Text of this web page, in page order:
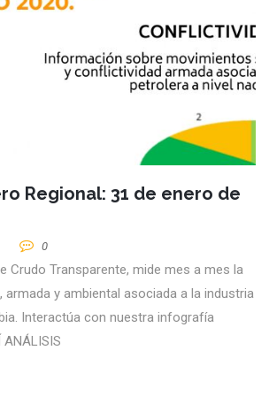
Regional: 31 de enero de
0
Crudo Transparente, mide mes a mes la
y ambiental asociada a la industria
Interactúa con nuestra infografía
ANÁLISIS